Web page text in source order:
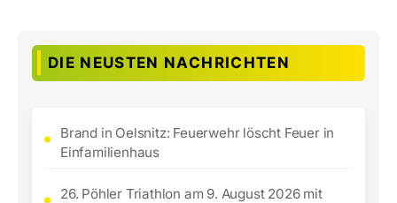
DIE NEUSTEN NACHRICHTEN
Brand in Oelsnitz: Feuerwehr löscht Feuer in
Einfamilienhaus
26. Pöhler Triathlon am 9. August 2026 mit